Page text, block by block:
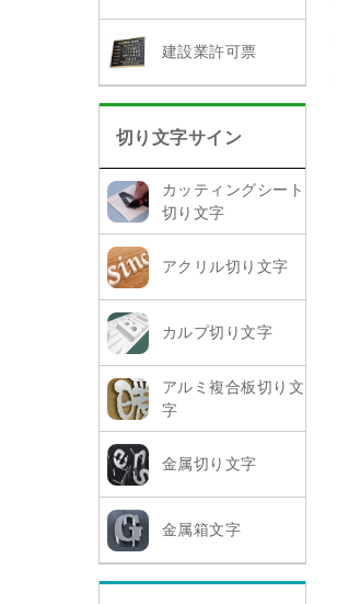
建設業許可票
切り文字サイン
カッティングシート
切り文字
アクリル切り文字
カルプ切り文字
アルミ複合板切り文
字
金属切り文字
金属箱文字